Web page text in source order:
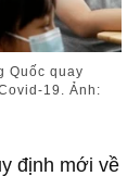
Quốc quay
19. Ảnh:
định mới về